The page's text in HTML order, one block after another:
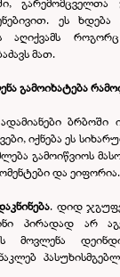
ეს
აღიქვამს
მათ.
გამოიხატება
ბრბოში
იქნება ეს
გამოიწვიოს
და ეიფორია.
. დიდ
პირადად არ
მოვლენა